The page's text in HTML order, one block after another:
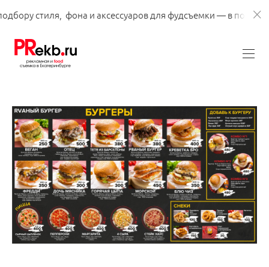
стиля, фона и аксессуаров для фудсъемки — в подарок!